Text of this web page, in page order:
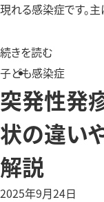
現れる感染症です。
続きを読む
子ども感染症
突発性発
状の違い
解説
2025年9月24日